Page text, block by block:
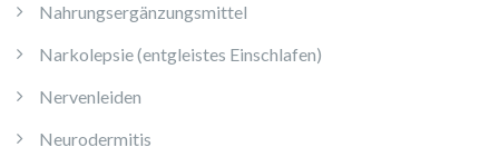
Nahrungsergänzungsmittel
Narkolepsie (entgleistes Einschlafen)
Nervenleiden
Neurodermitis